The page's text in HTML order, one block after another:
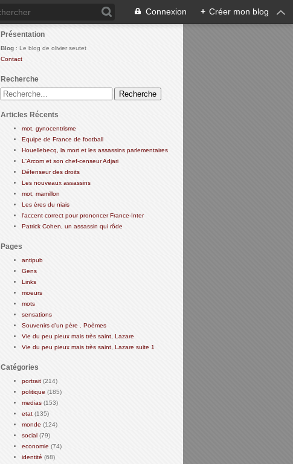
Connexion + Créer mon blog
Présentation
Blog : Le blog de olivier seutet
Contact
Recherche
Articles Récents
mot, gynocentrisme
Equipe de France de football
Houellebecq, la mort et les assassins parlementaires
L'Arcom et son chef-censeur Adjari
Défenseur des droits
Les nouveaux assassins
mot, mamillon
Les ères du niais
l'accent correct pour prononcer France-Inter
Patrick Cohen, un assassin qui rôde
Pages
antipub
Gens
Links
moeurs
mots
sensations
Souvenirs d'un père . Poèmes
Vie du peu pieux mais très saint, Lazare
Vie du peu pieux mais très saint, Lazare suite 1
Catégories
portrait (214)
politique (185)
medias (153)
etat (135)
monde (124)
social (79)
economie (74)
identité (68)